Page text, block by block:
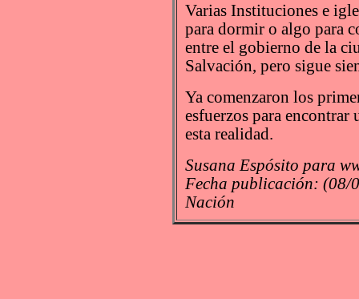
Varias Instituciones e
para dormir o algo para
entre el gobierno de la
Salvación, pero sigue
Ya comenzaron los
esfuerzos para
esta realidad.
Susana Espósito para
Fecha publicación: (08/
Nación